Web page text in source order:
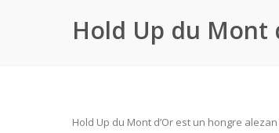
Hold Up du Mont
Hold Up du Mont d’Or est un hongre